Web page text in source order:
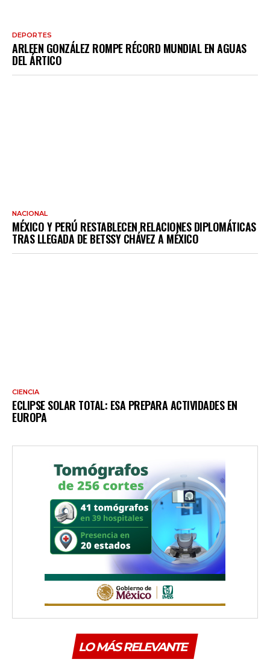
DEPORTES
ARLEEN GONZÁLEZ ROMPE RÉCORD MUNDIAL EN AGUAS
DEL ÁRTICO
NACIONAL
MÉXICO Y PERÚ RESTABLECEN RELACIONES DIPLOMÁTICAS
TRAS LLEGADA DE BETSSY CHÁVEZ A MÉXICO
CIENCIA
ECLIPSE SOLAR TOTAL: ESA PREPARA ACTIVIDADES EN
EUROPA
LO MÁS RELEVANTE